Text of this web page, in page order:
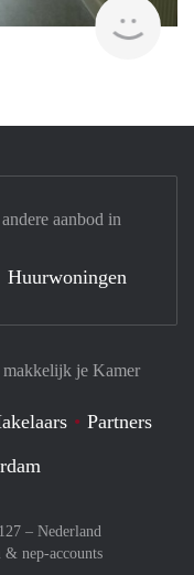
je Kamer
Partners
– Nederland
& nep-accounts
aanbod in
Huurwoningen